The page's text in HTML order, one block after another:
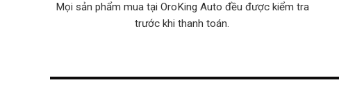
Mọi sản phẩm mua tại OroKing Auto đều được kiểm tra
trước khi thanh toán.